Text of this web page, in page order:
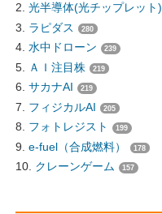
光半導体(光チップレット)
ラピダス 280
水中ドローン 239
ＡＩ注目株 219
サカナAI 219
フィジカルAI 205
フォトレジスト 199
e-fuel（合成燃料） 178
クレーンゲーム 157